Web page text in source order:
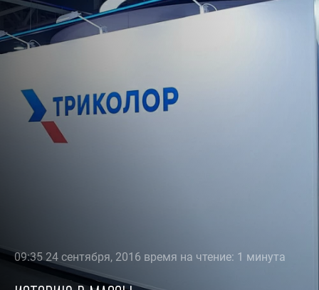
09:35 24 сентября, 2016 время на чтение: 1 минута